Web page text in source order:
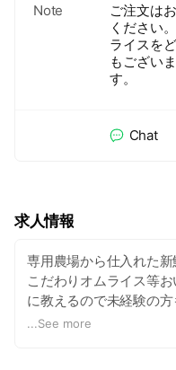
Note
ご注文は
ください
ライスを
もござい
す。
Chat
求人情報
専用農場から仕入れた
こだわりオムライス等
に教えるので未経験の
ご連絡下さい！！
...See more